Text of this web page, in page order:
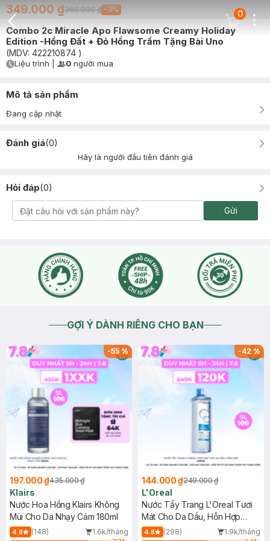
Back Icon
Cart Icon
0
349.000 ₫360.000 ₫ -3%
Combo 2c Miracle Apo Flawsome Creamy Holiday
Edition -Hồng Đất + Đỏ Hồng Trầm Tặng Bài Uno
(MDV: 422210874 )
Timer Gray Icon
Liệu trình User Product Icon
0 người mua
Mô tả sản phẩm
Đang cập nhật
Đánh giá(0)
Hãy là người đầu tiên đánh giá
Hỏi đáp(0)
Gửi
GỢI Ý DÀNH RIÊNG CHO BẠN
-55%
197.000 ₫435.000 ₫
Klairs
Nước Hoa Hồng Klairs Không
Mùi Cho Da Nhạy Cảm 180ml
4.8 (148)
1.6k/tháng
-42%
144.000 ₫249.000 ₫
L'Oreal
Nước Tẩy Trang L'Oreal Tươi
Mát Cho Da Dầu, Hỗn Hợp
400ml
4.8 (298)
1.9k/tháng